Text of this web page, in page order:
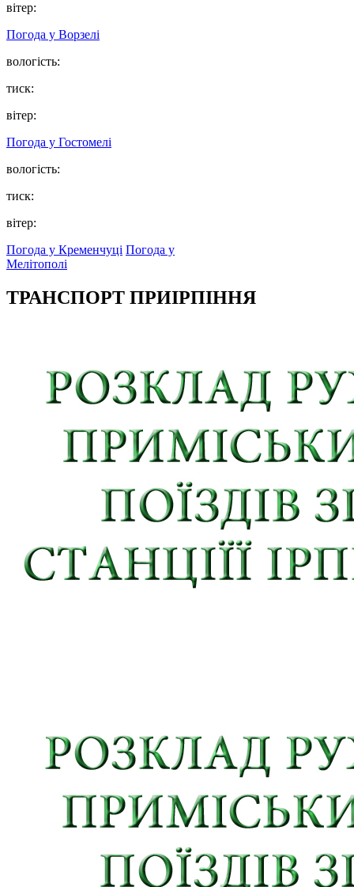
вітер:
Погода у Ворзелі
вологість:
тиск:
вітер:
Погода у Гостомелі
вологість:
тиск:
вітер:
Погода у Кременчуці Погода у
Мелітополі
ТРАНСПОРТ ПРИІРПІННЯ